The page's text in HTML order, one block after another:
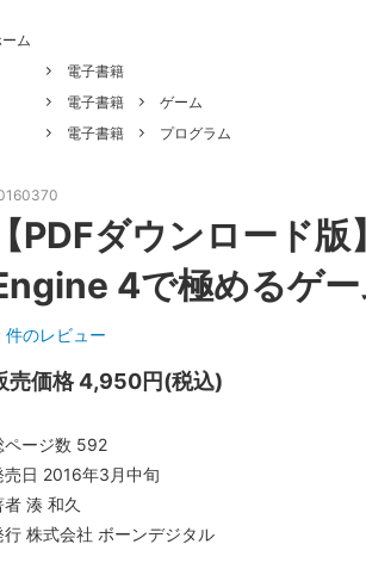
ーム
電子書籍
電子書籍
ゲーム
電子書籍
プログラム
【PDFダウンロード
4で極めるゲ
件のレビュー
売価格 4,950円(税込)
ページ数 592
売日 2016年3月中旬
者 湊 和久
行 株式会社 ボーンデジタル